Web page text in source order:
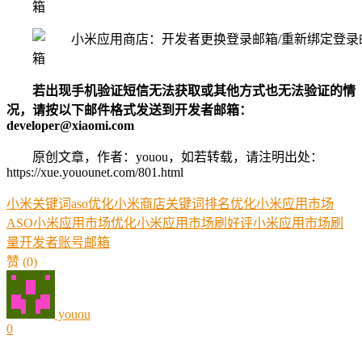
若出现手机验证短信无法获取或其他方式也无法验证的情
况，请按以下邮件格式发送到开发者邮箱：
developer@xiaomi.com
原创文章，作者：youou，如若转载，请注明出处：
https://xue.youounet.com/801.html
小米关键词aso优化小米商店关键词排名优化小米应用市场
ASO小米应用市场优化小米应用市场刷好评小米应用市场刷
量开发者账号邮箱
赞 (0)
youou
0